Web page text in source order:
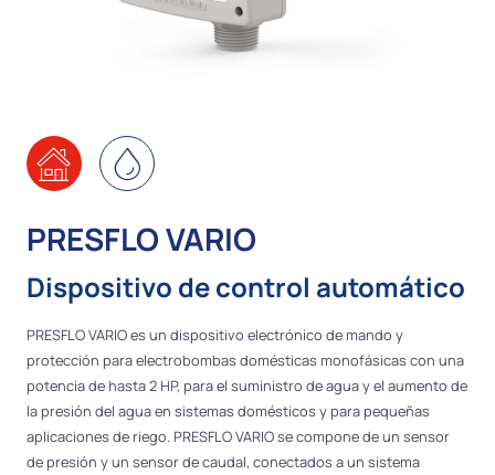
PRESFLO VARIO
Dispositivo de control automático
PRESFLO VARIO es un dispositivo electrónico de mando y
protección para electrobombas domésticas monofásicas con una
potencia de hasta 2 HP, para el suministro de agua y el aumento de
la presión del agua en sistemas domésticos y para pequeñas
aplicaciones de riego. PRESFLO VARIO se compone de un sensor
de presión y un sensor de caudal, conectados a un sistema